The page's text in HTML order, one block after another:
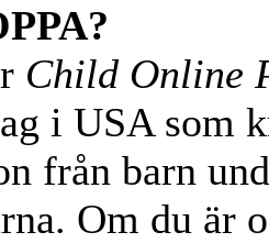
Child Online
i USA som
från barn
Om du är